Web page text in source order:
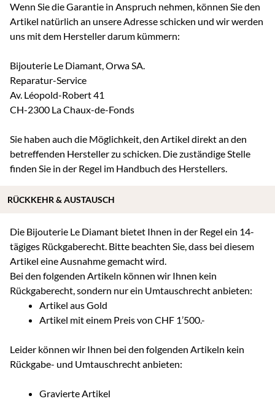
Wenn Sie die Garantie in Anspruch nehmen, können Sie den
Artikel natürlich an unsere Adresse schicken und wir werden
uns mit dem Hersteller darum kümmern:
Bijouterie Le Diamant, Orwa SA.
Reparatur-Service
Av. Léopold-Robert 41
CH-2300 La Chaux-de-Fonds
Sie haben auch die Möglichkeit, den Artikel direkt an den
betreffenden Hersteller zu schicken. Die zuständige Stelle
finden Sie in der Regel im Handbuch des Herstellers.
Die Bijouterie Le Diamant bietet Ihnen in der Regel ein 14-
tägiges Rückgaberecht. Bitte beachten Sie, dass bei diesem
Artikel eine Ausnahme gemacht wird.
Bei den folgenden Artikeln können wir Ihnen kein
Rückgaberecht, sondern nur ein Umtauschrecht anbieten:
Artikel aus Gold
Artikel mit einem Preis von CHF 1’500.-
Leider können wir Ihnen bei den folgenden Artikeln kein
Rückgabe- und Umtauschrecht anbieten:
Gravierte Artikel
RÜCKKEHR & AUSTAUSCH